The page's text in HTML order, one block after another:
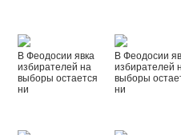
В Феодосии явка
избирателей на
выборы остается
ни
В Феодосии
избирателей
выборы
ни